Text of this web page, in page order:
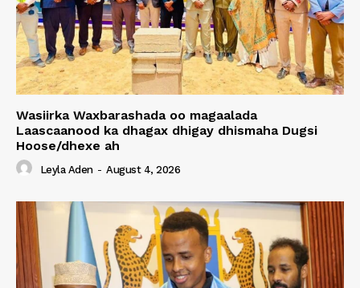
Wasiirka Waxbarashada oo magaalada
Laascaanood ka dhagax dhigay dhismaha Dugsi
Hoose/dhexe ah
Leyla Aden - August 4, 2026